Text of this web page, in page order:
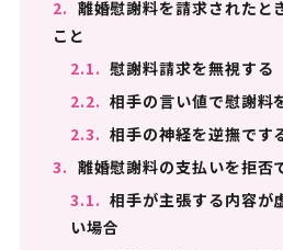
2. 離婚慰謝料を請求されたと
こと
2.1. 慰謝料請求を無視する
2.2. 相手の言い値で慰謝料
2.3. 相手の神経を逆撫です
3. 離婚慰謝料の支払いを拒否
3.1. 相手が主張する内容が
い場合